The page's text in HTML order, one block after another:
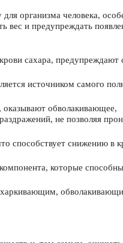
организма человека,
вес и предупреждать
сахара, предупреждают
источником самого
обволакивающее,
не позволяя
способствует снижению в
которые способны